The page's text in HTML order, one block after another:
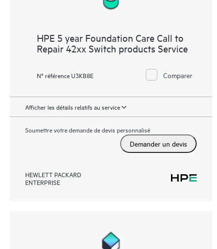
HPE 5 year Foundation Care Call to
Repair 42xx Switch products Service
N° référence U3KB8E Comparer
Afficher les détails relatifs au service
Soumettre votre demande de devis personnalisé
Demander un devis
HEWLETT PACKARD
ENTERPRISE